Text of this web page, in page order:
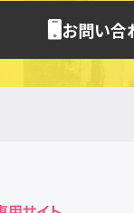
お問い合